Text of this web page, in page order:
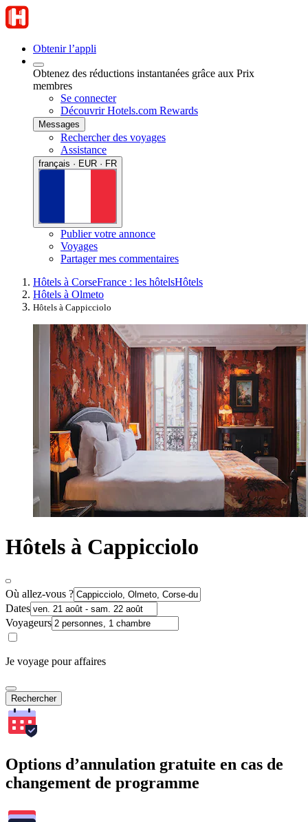
Obtenir l’appli
Obtenez des réductions instantanées grâce aux Prix
membres
Se connecter
Découvrir Hotels.com Rewards
Messages
Rechercher des voyages
Assistance
français · EUR · FR
Publier votre annonce
Voyages
Partager mes commentaires
Hôtels à CorseFrance : les hôtelsHôtels
Hôtels à Olmeto
Hôtels à Cappicciolo
Hôtels à Cappicciolo
Où allez-vous ?
Dates
Voyageurs
Je voyage pour affaires
Rechercher
Options d’annulation gratuite en cas de
changement de programme